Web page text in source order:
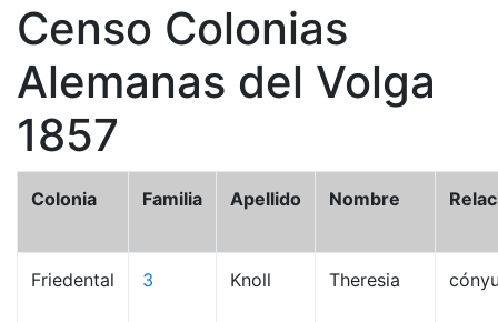
Censo Colonias
Alemanas del Volga
1857
Colonia Familia Apellido Nombre
Friedental 3 Knoll Theresia